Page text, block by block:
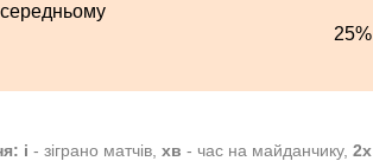
середньому
25%
і - зіграно матчів, хв - час на майданчику, 2х